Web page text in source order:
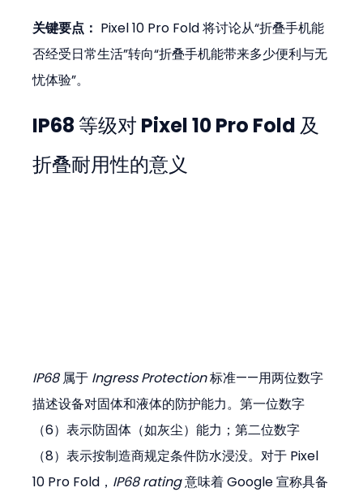
关键要点： Pixel 10 Pro Fold 将讨论从“折叠手机能
否经受日常生活”转向“折叠手机能带来多少便利与无
忧体验”。
IP68 等级对 Pixel 10 Pro Fold 及
折叠耐用性的意义
IP68 属于 Ingress Protection 标准——用两位数字
描述设备对固体和液体的防护能力。第一位数字
（6）表示防固体（如灰尘）能力；第二位数字
（8）表示按制造商规定条件防水浸没。对于 Pixel
10 Pro Fold， IP68 rating 意味着 Google 宣称具备